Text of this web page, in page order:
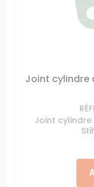
Joint cylindre
Joint